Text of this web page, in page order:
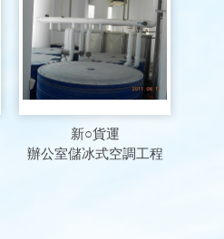
新○貨運
辦公室儲冰式空調工程